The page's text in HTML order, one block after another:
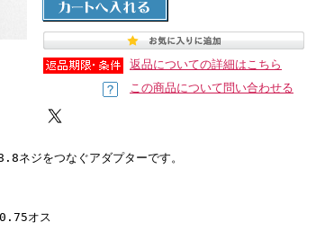
返品についての詳細はこちら
この商品について問い合わせる
ネジをつなぐアダプターです。
オス